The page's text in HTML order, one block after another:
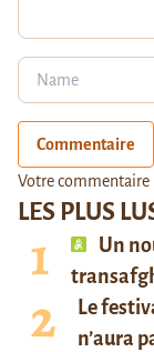
LES PLUS
Un
Le
n’aura
Commentaire
Votre commentaire